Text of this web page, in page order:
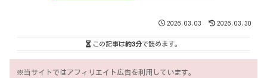
2026.03.03 2026.03.30
この記事は約3分で読めます。
※当サイトではアフィリエイト広告を利用しています。